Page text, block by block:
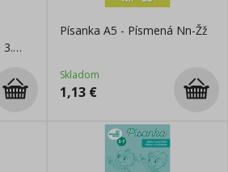
3.
Písanka A5 - Písmená Nn-Žž
Skladom
1,13 €